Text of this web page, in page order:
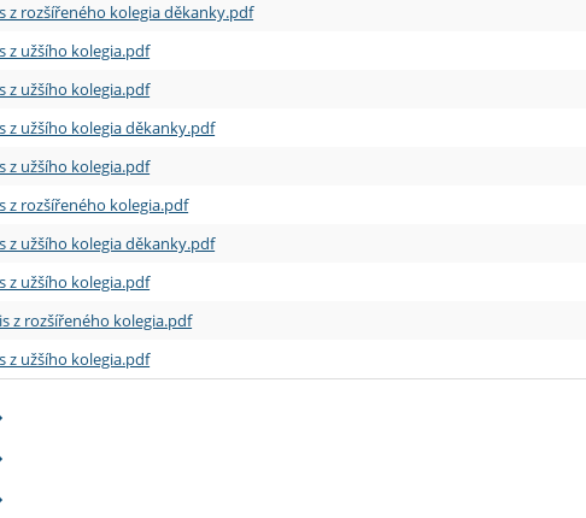
z rozšířeného kolegia děkanky.pdf
z užšího kolegia.pdf
z užšího kolegia.pdf
z užšího kolegia děkanky.pdf
z užšího kolegia.pdf
z rozšířeného kolegia.pdf
z užšího kolegia děkanky.pdf
z užšího kolegia.pdf
z rozšířeného kolegia.pdf
z užšího kolegia.pdf